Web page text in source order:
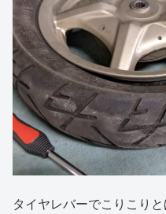
タイヤレバーでこりこり